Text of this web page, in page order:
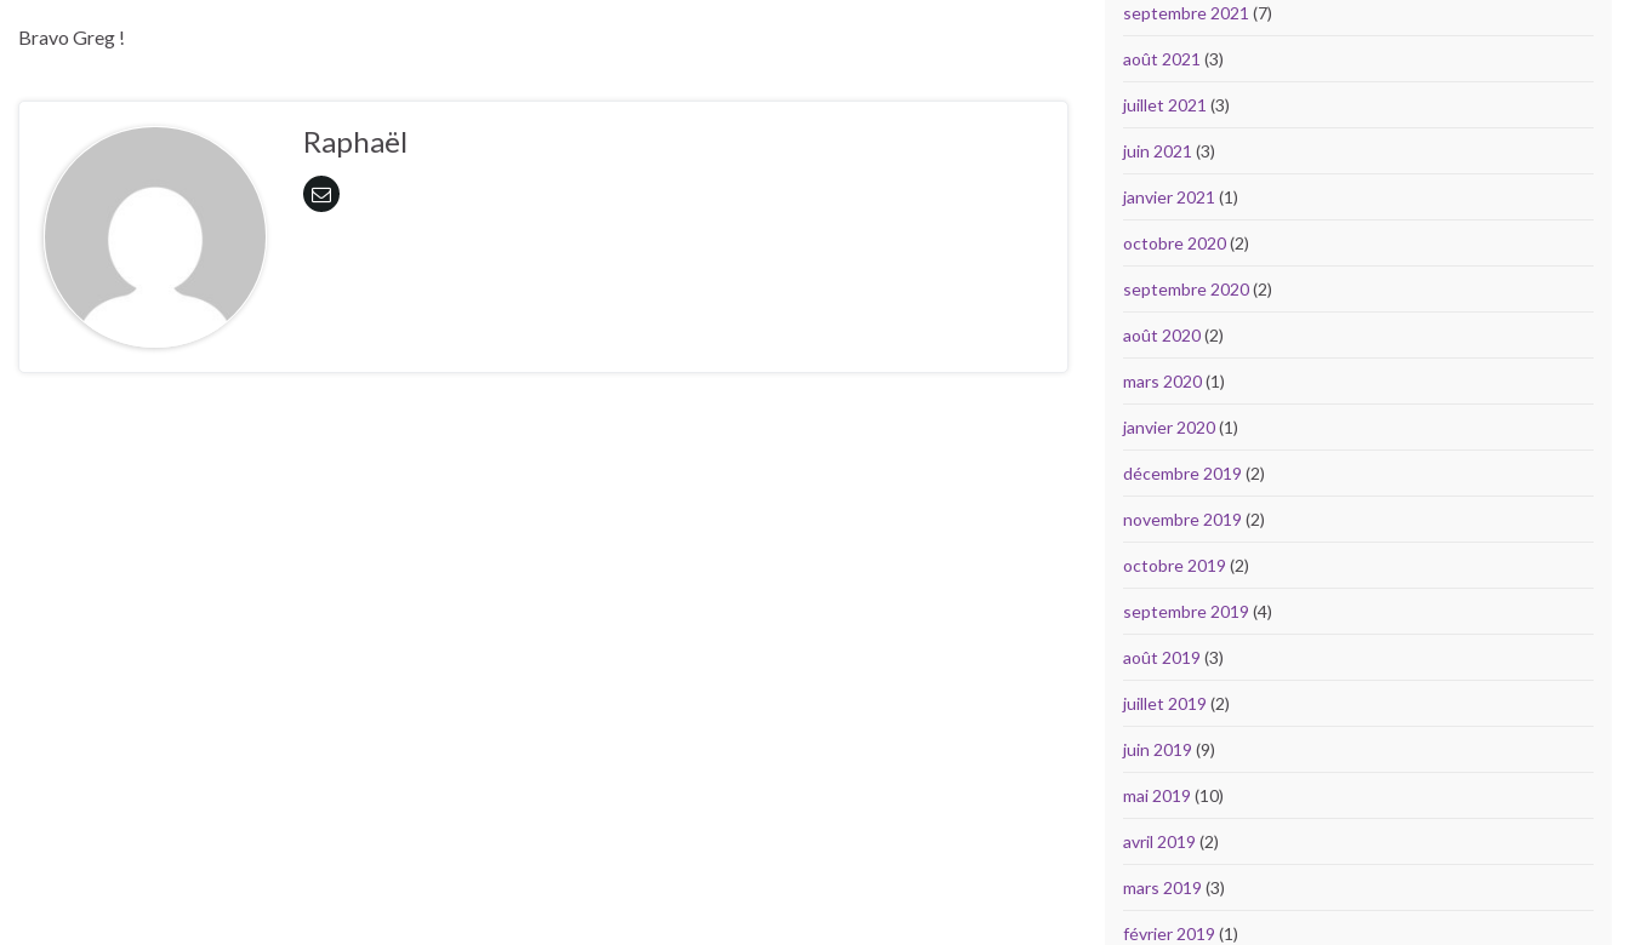
Bravo Greg !
Raphaël
septembre 2021 (7)
août 2021 (3)
juillet 2021 (3)
juin 2021 (3)
janvier 2021 (1)
octobre 2020(2)
septembre 2020(2)
août 2020(2)
mars 2020(1)
janvier 2020(1)
décembre 2019 (2)
novembre 2019 (2)
octobre 2019 (2)
septembre 2019 (4)
août 2019 (3)
juillet 2019 (2)
juin 2019 (9)
mai 2019 (10)
avril 2019 (2)
mars 2019 (3)
février 2019 (1)